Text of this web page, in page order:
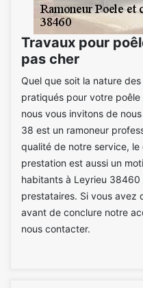
Travaux pour
pas cher
Quel que soit la nature
pratiqués pour votre
nous vous invitons de
38 est un ramoneur
qualité de notre service,
prestation est aussi un
habitants à Leyrieu
prestataires. Si vous avez
avant de conclure notre
nous contacter.